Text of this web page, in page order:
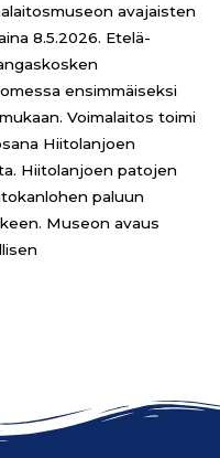
avajaisten
8.5.2026. Etelä-
ensimmäiseksi
Voimalaitos toimi
Hiitolanjoen
Hiitolanjoen patojen
paluun
Museon avaus